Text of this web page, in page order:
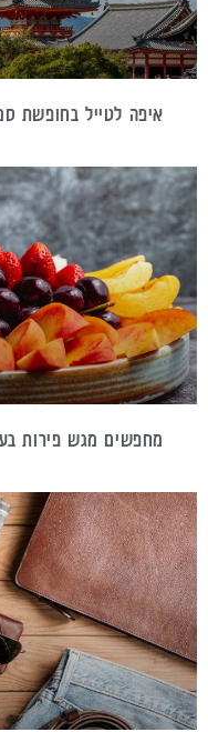
איפה לטייל בחופשת
מחפשים מגש פירות